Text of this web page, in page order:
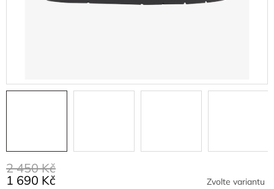
2 450 Kč
1 690 Kč
Zvolte variantu